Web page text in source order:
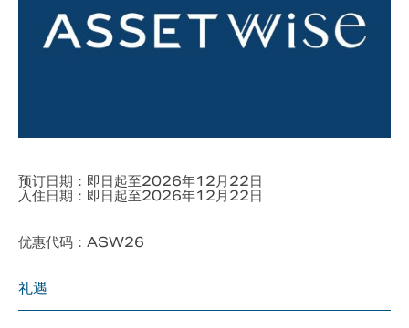
预订日期：即日起至2026年12月22日
入住日期：即日起至2026年12月22日
优惠代码：ASW26
礼遇